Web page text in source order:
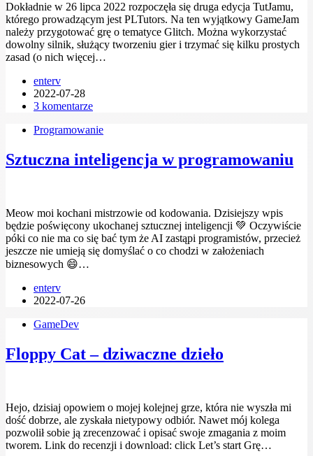
Dokładnie w 26 lipca 2022 rozpoczęła się druga edycja TutJamu,
którego prowadzącym jest PLTutors. Na ten wyjątkowy GameJam
należy przygotować grę o tematyce Glitch. Można wykorzystać
dowolny silnik, służący tworzeniu gier i trzymać się kilku prostych
zasad (o nich więcej…
enterv
2022-07-28
3 komentarze
Programowanie
Sztuczna inteligencja w programowaniu
Meow moi kochani mistrzowie od kodowania. Dzisiejszy wpis
będzie poświęcony ukochanej sztucznej inteligencji 💚 Oczywiście
póki co nie ma co się bać tym że AI zastąpi programistów, przecież
jeszcze nie umieją się domyślać o co chodzi w założeniach
biznesowych 😄…
enterv
2022-07-26
GameDev
Floppy Cat – dziwaczne dzieło
Hejo, dzisiaj opowiem o mojej kolejnej grze, która nie wyszła mi
dość dobrze, ale zyskała nietypowy odbiór. Nawet mój kolega
pozwolił sobie ją zrecenzować i opisać swoje zmagania z moim
tworem. Link do recenzji i download: click Let’s start Grę…